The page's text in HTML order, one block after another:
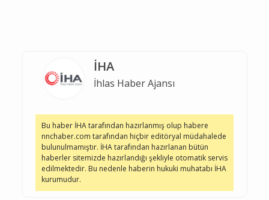
İHA
İhlas Haber Ajansı
Bu haber İHA tarafından hazırlanmış olup habere
nnchaber.com tarafından hiçbir editöryal müdahalede
bulunulmamıştır. İHA tarafından hazırlanan bütün
haberler sitemizde hazırlandığı şekliyle otomatik servis
edilmektedir. Bu nedenle haberin hukuki muhatabı İHA
kurumudur.